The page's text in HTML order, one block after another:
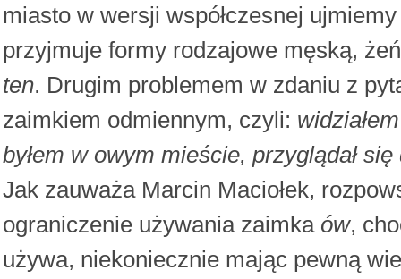
miasto w wersji współczesnej
przyjmuje formy rodzajowe męską,
ten. Drugim problemem w zdaniu z
zaimkiem odmiennym, czyli:
byłem w owym mieście, przyglądał
Jak zauważa Marcin Maciołek,
ograniczenie używania zaimka ów,
używa, niekoniecznie mając pewną